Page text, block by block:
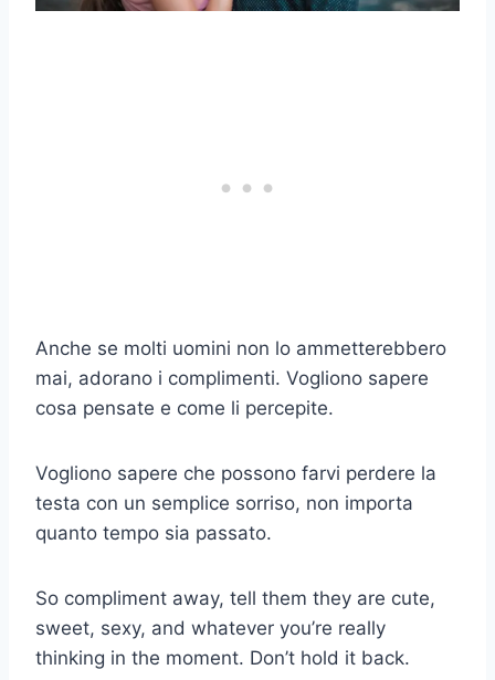
Anche se molti uomini non lo ammetterebbero
mai, adorano i complimenti. Vogliono sapere
cosa pensate e come li percepite.
Vogliono sapere che possono farvi perdere la
testa con un semplice sorriso, non importa
quanto tempo sia passato.
So compliment away, tell them they are cute,
sweet, sexy, and whatever you’re really
thinking in the moment. Don’t hold it back.